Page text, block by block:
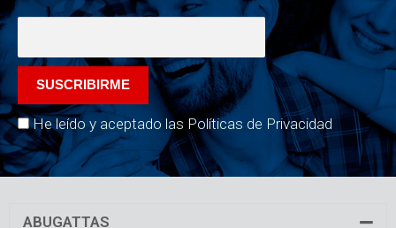
He leído y aceptado las Políticas de Privacidad
ABUGATTAS